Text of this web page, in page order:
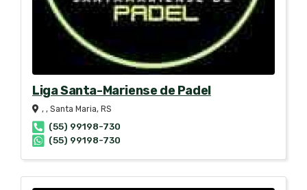
Liga Santa-Mariense de Padel
, , Santa Maria, RS
(55) 99198-730
(55) 99198-730